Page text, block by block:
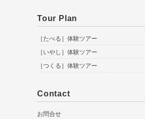
Tour Plan
［たべる］体験ツアー
［いやし］体験ツアー
［つくる］体験ツアー
Contact
お問合せ